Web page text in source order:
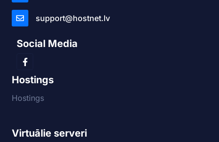
support@hostnet.lv
Social Media
Hostings
Hostings
Virtuālie serveri